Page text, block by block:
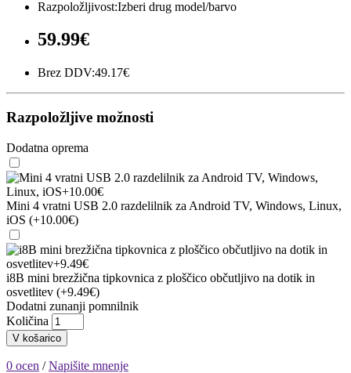
Razpoložljivost:Izberi drug model/barvo
59.99€
Brez DDV:49.17€
Razpoložljive možnosti
Dodatna oprema
Mini 4 vratni USB 2.0 razdelilnik za Android TV, Windows, Linux,
iOS (+10.00€)
i8B mini brezžična tipkovnica z ploščico občutljivo na dotik in
osvetlitev (+9.49€)
Dodatni zunanji pomnilnik
Količina
V košarico
0 ocen /Napišite mnenje